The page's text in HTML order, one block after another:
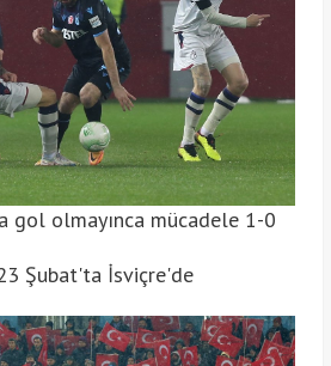
gol olmayınca mücadele 1-0
Şubat'ta İsviçre'de